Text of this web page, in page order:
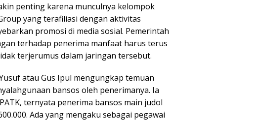
penting karena munculnya kelompok
yang terafiliasi dengan aktivitas
promosi di media sosial. Pemerintah
terhadap penerima manfaat harus terus
terjerumus dalam jaringan tersebut.
atau Gus Ipul mengungkap temuan
bansos oleh penerimanya. Ia
ternyata penerima bansos main judol
Ada yang mengaku sebagai pegawai